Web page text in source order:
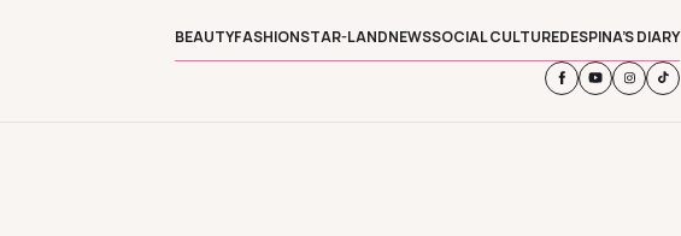
BEAUTYFASHIONSTAR-LANDNEWSSOCIAL CULTUREDESPINA’S DIARY